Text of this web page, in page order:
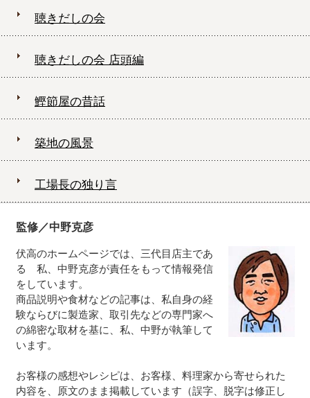
聴きだしの会
聴きだしの会 店頭編
鰹節屋の昔話
築地の風景
工場長の独り言
監修／中野克彦
伏高のホームページでは、三代目店主であ
る 私、中野克彦が責任をもって情報発信
をしています。
商品説明や食材などの記事は、私自身の経
験ならびに製造家、取引先などの専門家へ
の綿密な取材を基に、私、中野が執筆して
います。
お客様の感想やレシピは、お客様、料理家から寄せられた
内容を、原文のまま掲載しています（誤字、脱字は修正し